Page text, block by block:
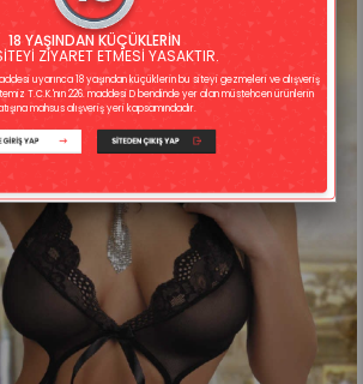
18 YAŞINDAN KÜÇÜKLERİN
ZİYARET ETMESİ YASAKTIR.
uyarınca 18 yaşından küçüklerin bu siteyi gezmeleri ve alışveriş
T.C.K.'nın 226. maddesi D bendinde yer alan müstehcen ürünlerin
mahsus alışveriş yeri kapsamındadır.